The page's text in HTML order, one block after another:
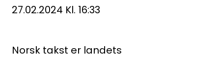
etter:
27.02.2024 Kl. 16:33
Norsk takst er landets